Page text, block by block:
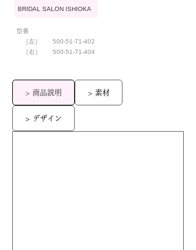
BRIDAL SALON ISHIOKA
型番
［左］
［右］
500-51-71-402
500-51-71-404
> 商品説明 > 素材
> デザイン